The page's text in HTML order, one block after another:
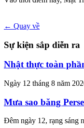
← Quay về
Sự kiện sắp diễn ra
Nhật thực toàn
Ngày 12 tháng 8 năm
Mưa sao băng
Đêm ngày 12, rạng sáng